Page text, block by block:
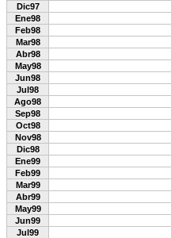
Dic97
Ene98
Feb98
Mar98
Abr98
May98
Jun98
Jul98
Ago98
Sep98
Oct98
Nov98
Dic98
Ene99
Feb99
Mar99
Abr99
May99
Jun99
Jul99